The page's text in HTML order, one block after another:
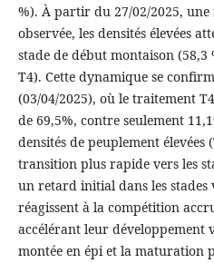
%). À partir du 27/02/2025, une
observée, les densités élevées
stade de début montaison
T4). Cette dynamique se
(03/04/2025), où le traitement
de 69,5%, contre seulement
densités de peuplement
transition plus rapide vers les
un retard initial dans les stades
réagissent à la compétition
accélérant leur développement
montée en épi et la maturation